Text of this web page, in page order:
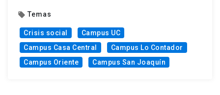
local_offer Temas
Crisis social
Campus UC
Campus Casa Central
Campus Lo Contador
Campus Oriente
Campus San Joaquín